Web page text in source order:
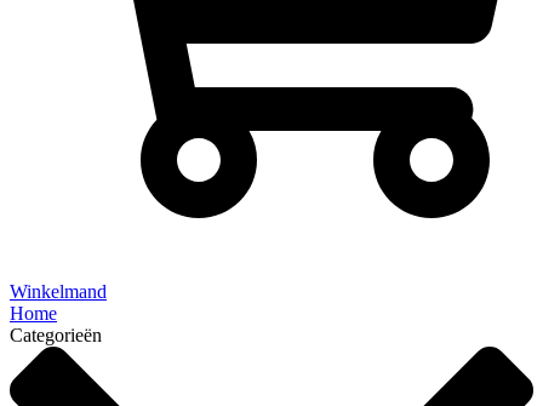
Winkelmand
Home
Categorieën